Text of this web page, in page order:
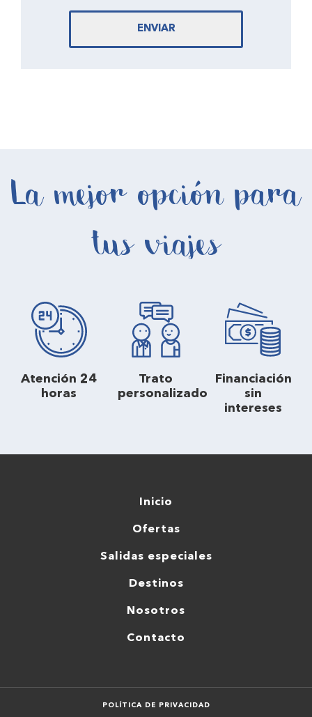
ENVIAR
La mejor opción para
tus viajes
Atención 24
horas
Trato
personalizado
Financiación
sin
intereses
Inicio
Ofertas
Salidas especiales
Destinos
Nosotros
Contacto
POLÍTICA DE PRIVACIDAD